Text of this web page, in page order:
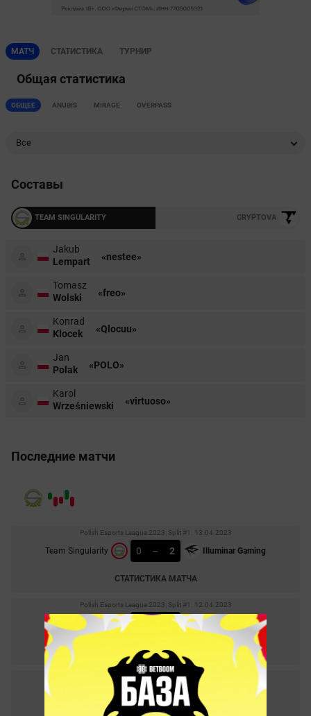
МАТЧ СТАТИСТИКА ТУРНИР
Общая статистика
ОБЩЕЕ ANUBIS MIRAGE OVERPASS
Все
Составы
TEAM SINGULARITY CRYPTOVA
Jakub
Lempart
«nestee»
Tomasz
Wolski
«freo»
Konrad
Klocek
«Qlocuu»
Jan
Polak
«POLO»
Karol
Wrześniewski
«virtuoso»
Последние матчи
Polish Esports League 2023: Split #1. 13.04.2023
Team Singularity 0 – 2 Illuminar Gaming
СТАТИСТИКА МАТЧА
Polish Esports League 2023: Split #1. 12.04.2023
Pact 2 Team Singularity
СТАТИСТИКА МАТЧА
Blast Paris Major 2023: European RMR A. 14.02.2023
1 – 0 Team Singularity